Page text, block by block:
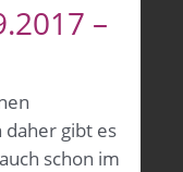
–
gibt es
schon im